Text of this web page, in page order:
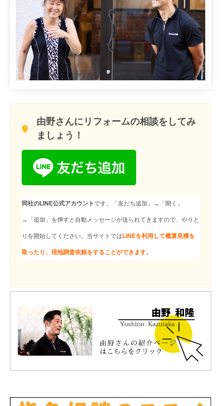
由野さんにリフォームの相談をしてみ
ましょう！
同社のLINE公式アカウントです。「友だち追加」→「開く」
→「追加」を押すと自動メッセージが送られてきますので、やりと
りを開始してください。当サイトでは LINEを利用して概算見積を
取ったり、現地調査依頼をすることができます。